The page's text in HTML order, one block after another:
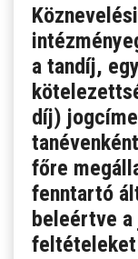
DUÁLIS
HÍREK,
a tandíj,
díj)
főre
fenntartó
beleértve